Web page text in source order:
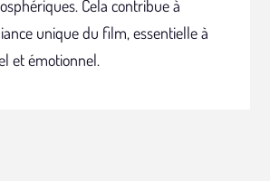
Cela contribue à
unique du film, essentielle à
et émotionnel.